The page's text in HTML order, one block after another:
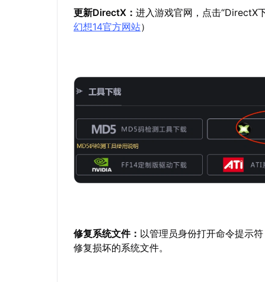
更新DirectX：进入游戏官网，点击“DirectX
幻想14官方网站）
修复系统文件： 以管理员身份打开命令提示
修复损坏的系统文件。